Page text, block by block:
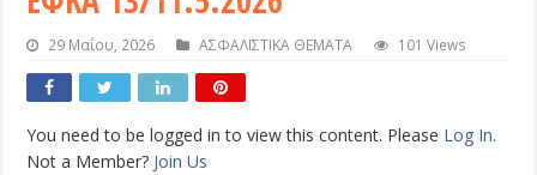
29 Μαΐου, 2026 ΑΣΦΑΛΙΣΤΙΚΑ ΘΕΜΑΤΑ 101 Views
You need to be logged in to view this content. Please Log In.
Not a Member? Join Us